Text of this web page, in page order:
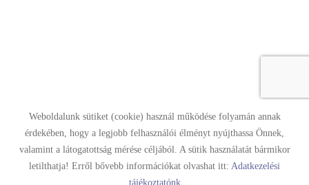
Oldal információk Adatkezelési tájékoztató Impresszum
Weboldalunk sütiket (cookie) használ működése folyamán annak
érdekében, hogy a legjobb felhasználói élményt nyújthassa Önnek,
valamint a látogatottság mérése céljából. A sütik használatát bármikor
letilthatja! Erről bővebb információkat olvashat itt: Adatkezelési
tájékoztatónk